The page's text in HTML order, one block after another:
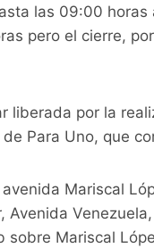
las 09:00 horas
pero el cierre,
liberada por la
Para Uno, que
Mariscal
sobre Mariscal